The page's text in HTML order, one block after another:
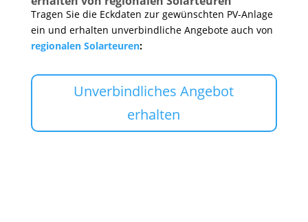
Tragen Sie die Eckdaten zur gewünschten PV-Anlage
ein und erhalten unverbindliche Angebote auch von
regionalen Solarteuren:
Unverbindliches Angebot
erhalten